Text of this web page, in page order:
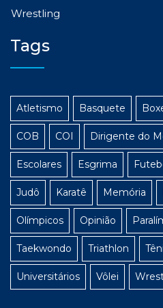
Wrestling
Tags
Atletismo Basquete
COB COI Dirigente do
Escolares Esgrima
Judô Karatê Memória
Olímpicos Opinião
Taekwondo Triathlon
Universitários Vôlei